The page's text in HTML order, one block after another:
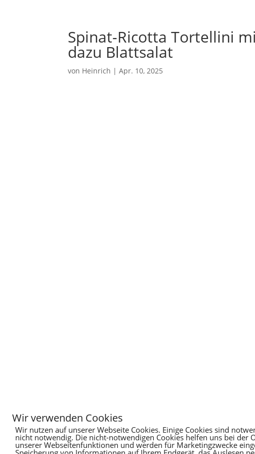
Spinat-Ricotta Tortellini
dazu Blattsalat
von Heinrich |Apr. 10, 2025
Wir verwenden Cookies
Wir nutzen auf unserer Webseite Cookies. Einige Cookies sind
nicht notwendig. Die nicht-notwendigen Cookies helfen uns bei der
unserer Webseitenfunktionen und werden für Marketingzwecke